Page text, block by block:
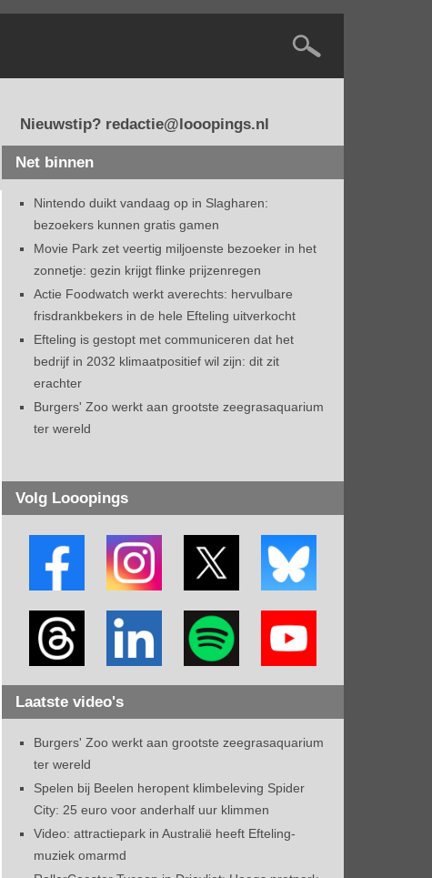
Nieuwstip? redactie@looopings.nl
Net binnen
Nintendo duikt vandaag op in Slagharen:
bezoekers kunnen gratis gamen
Movie Park zet veertig miljoenste bezoeker in het
zonnetje: gezin krijgt flinke prijzenregen
Actie Foodwatch werkt averechts: hervulbare
frisdrankbekers in de hele Efteling uitverkocht
Efteling is gestopt met communiceren dat het
bedrijf in 2032 klimaatpositief wil zijn: dit zit
erachter
Burgers' Zoo werkt aan grootste zeegrasaquarium
ter wereld
Volg Looopings
Laatste video's
Burgers' Zoo werkt aan grootste zeegrasaquarium
ter wereld
Spelen bij Beelen heropent klimbeleving Spider
City: 25 euro voor anderhalf uur klimmen
Video: attractiepark in Australië heeft Efteling-
muziek omarmd